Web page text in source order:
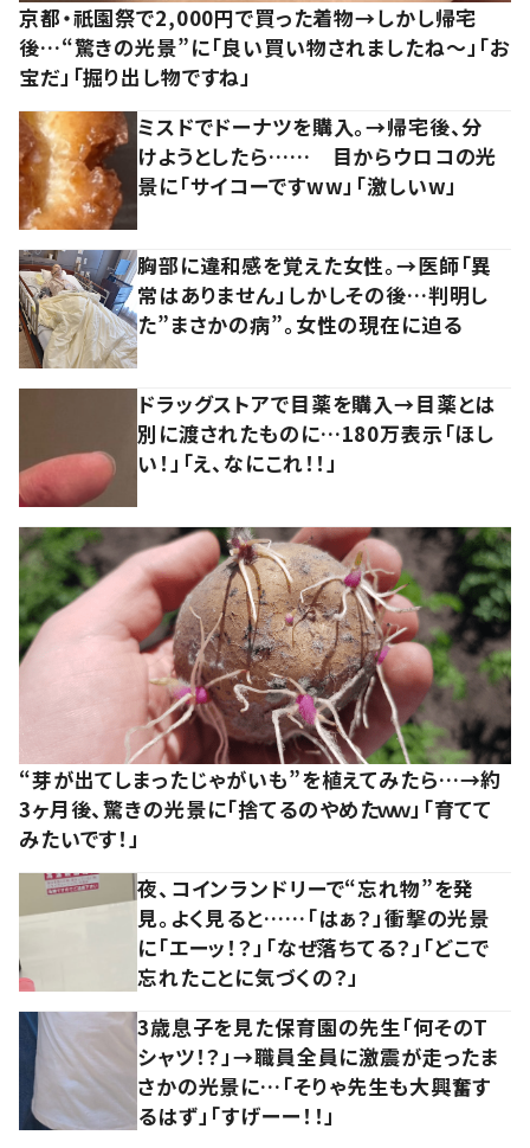
京都・祇園祭で2,000円で買った着物→しかし帰宅
後…“驚きの光景”に「良い買い物されましたね～」「お
宝だ」「掘り出し物ですね」
ミスドでドーナツを購入。→帰宅後、分
けようとしたら…… 目からウロコの光
景に「サイコーですww」「激しいw」
胸部に違和感を覚えた女性。→医師「異
常はありません」しかしその後…判明し
た”まさかの病”。女性の現在に迫る
ドラッグストアで目薬を購入→目薬とは
別に渡されたものに…180万表示「ほし
い！」「え、なにこれ！！」
“芽が出てしまったじゃがいも”を植えてみたら…→約
3ヶ月後、驚きの光景に「捨てるのやめたｗｗ」「育てて
みたいです！」
夜、コインランドリーで“忘れ物”を発
見。よく見ると……「はぁ？」衝撃の光景
に「エーッ！？」「なぜ落ちてる？」「どこで
忘れたことに気づくの？」
3歳息子を見た保育園の先生「何そのT
シャツ！？」→職員全員に激震が走ったま
さかの光景に…「そりゃ先生も大興奮す
るはず」「すげーー！！」